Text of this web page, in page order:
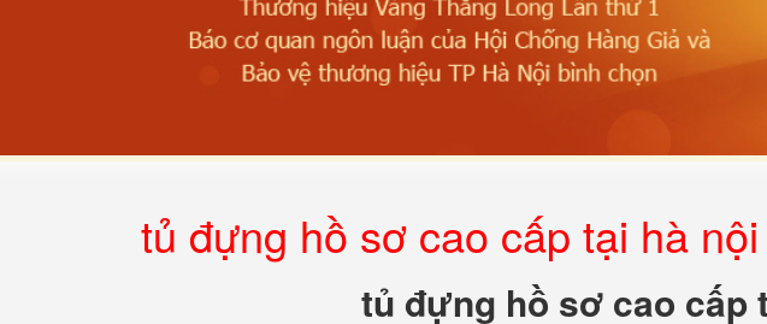
tủ đựng hồ sơ cao cấp tại hà nội
tủ đựng hồ sơ cao cấp